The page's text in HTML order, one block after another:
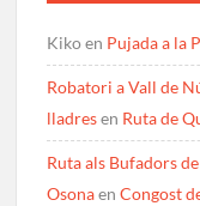
Kikoen Pujada a la
Robatori a Vall de
lladresen Ruta de
Ruta als Bufadors
OsonaenCongost